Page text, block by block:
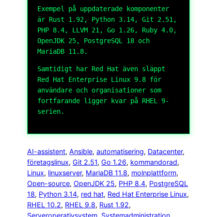
Exempel på uppdaterade komponenter
är Rust 1.92, Python 3.14, Git 2.51,
PHP 8.4, LLVM 21, Go 1.26, Ruby 4.0,
OpenJDK 25, PostgreSQL 18 och
MariaDB 11.8.
Samtidigt har Red Hat även släppt
Red Hat Enterprise Linux 9.8 för
användare och organisationer som
fortfarande ligger kvar på RHEL 9-
serien.
AI-assistent, Ansible, automatisering, Datacenter
företagslinux, Git 2.51, Go 1.26, kommandorad
Linux, linuxserver, MariaDB 11.8, molnplattform
Open-source, OpenJDK 25, PHP 8.4, PostgreSQL
18, Python 3.14, red hat, Red Hat Enterprise Linux
RHEL 10.2, RHEL 9.8, Rust 1.92
Serveroperativsystem Systemadministration